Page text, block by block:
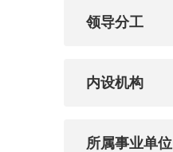
领导分工
内设机构
所属事业单位